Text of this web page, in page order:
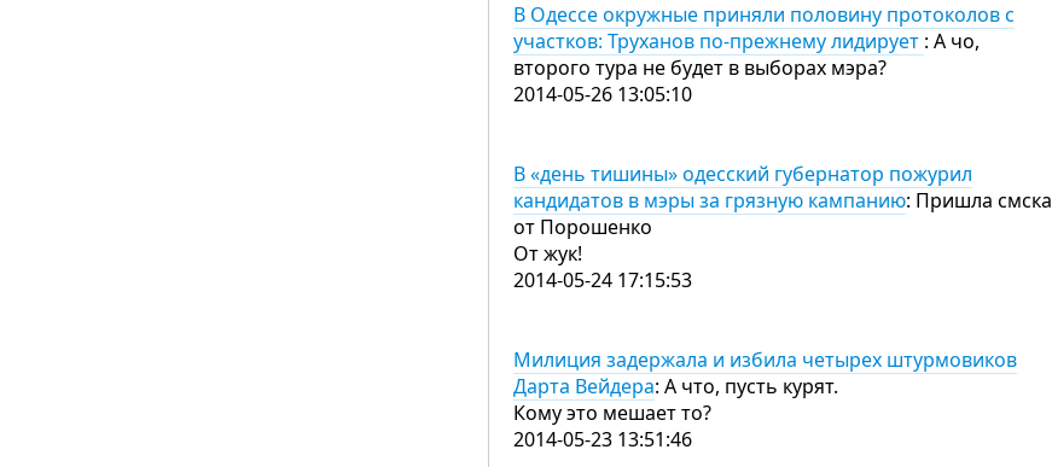
В Одессе окружные приняли половину протоколов с
участков: Труханов по-прежнему лидирует : А чо,
второго тура не будет в выборах мэра?
2014-05-26 13:05:10
В «день тишины» одесский губернатор пожурил
кандидатов в мэры за грязную кампанию: Пришла смска
от Порошенко
От жук!
2014-05-24 17:15:53
Милиция задержала и избила четырех штурмовиков
Дарта Вейдера: А что, пусть курят.
Кому это мешает то?
2014-05-23 13:51:46